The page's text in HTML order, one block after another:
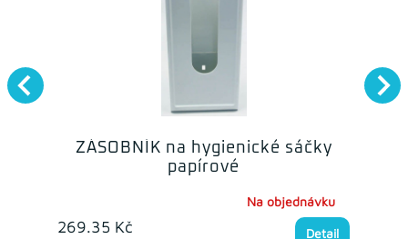
ZÁSOBNÍK na hygienické sáčky
papírové
269.35 Kč
Na objednávku
Detail